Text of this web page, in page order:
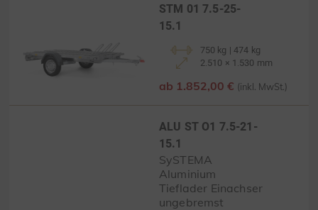
STM 01 7.5-25-
15.1
750 kg | 474 kg
2.510 × 1.530 mm
ab 1.852,00 € (inkl. MwSt.)
ALU ST O1 7.5-21-
15.1
SySTEMA
Aluminium
Tieflader Einachser
ungebremst